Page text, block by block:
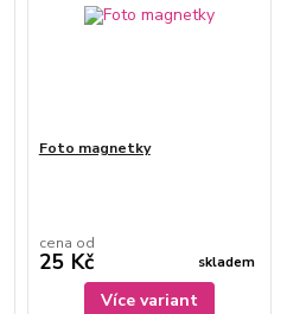
Foto magnetky
cena od
25 Kč skladem
Více variant